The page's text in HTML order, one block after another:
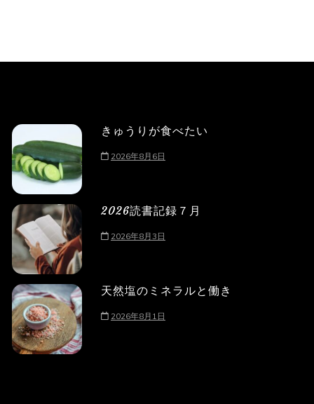
きゅうりが食べたい
2026年8月6日
2026読書記録７月
2026年8月3日
天然塩のミネラルと働き
2026年8月1日